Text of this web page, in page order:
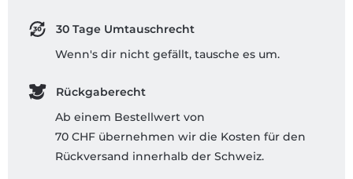
30 Tage Umtauschrecht
Wenn's dir nicht gefällt, tausche es um.
Rückgaberecht
Ab einem Bestellwert von
70 CHF übernehmen wir die Kosten für den
Rückversand innerhalb der Schweiz.